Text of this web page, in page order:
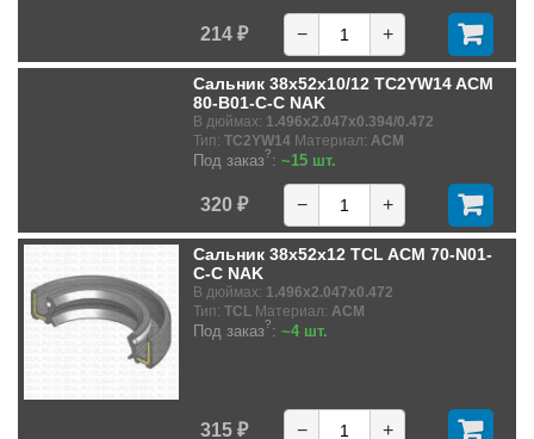
214 ₽ − +
Сальник 38x52x10/12 TC2YW14 ACM
80-B01-C-C NAK
В дюймах: 1.496x2.047x0.394/0.472
Тип: TC2YW14 Материал: ACM
Под заказ?: ~15 шт.
320 ₽ − +
Сальник 38x52x12 TCL ACM 70-N01-
C-C NAK
В дюймах: 1.496x2.047x0.472
Тип: TCL Материал: ACM
Под заказ?: ~4 шт.
315 ₽ − +